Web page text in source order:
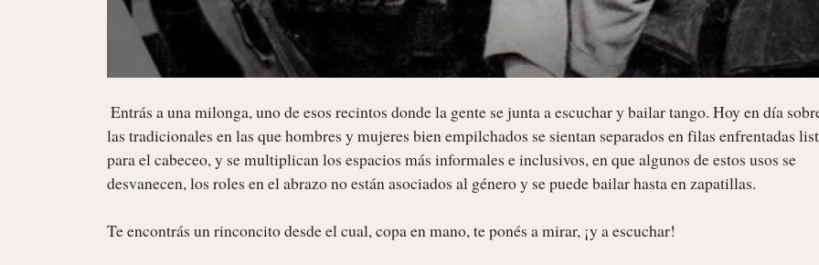
las tradicionales en las que hombres y mujeres bien empilchados se sientan separados en filas enfrentadas
para el cabeceo, y se multiplican los espacios más informales e inclusivos, en que algunos de estos usos se
desvanecen, los roles en el abrazo no están asociados al género y se puede bailar hasta en zapatillas.
Te encontrás un rinconcito desde el cual, copa en mano, te ponés a mirar, ¡y a escuchar!